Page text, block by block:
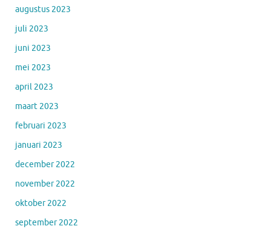
augustus 2023
juli 2023
juni 2023
mei 2023
april 2023
maart 2023
februari 2023
januari 2023
december 2022
november 2022
oktober 2022
september 2022